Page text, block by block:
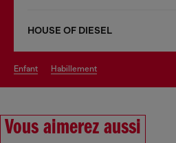
HOUSE OF DIESEL
enfant habillement
Vous aimerez aussi